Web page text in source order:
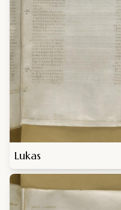
Lukas